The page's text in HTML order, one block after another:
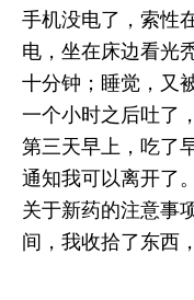
手机没电了，索性
电，坐在床边看光
十分钟；睡觉，又
一个小时之后吐了
第三天早上，吃了
通知我可以离开了
关于新药的注意事
间，我收拾了东西